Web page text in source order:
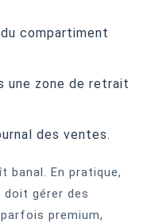
compartiment
une zone de retrait
des ventes.
banal. En pratique,
doit gérer des
premium,